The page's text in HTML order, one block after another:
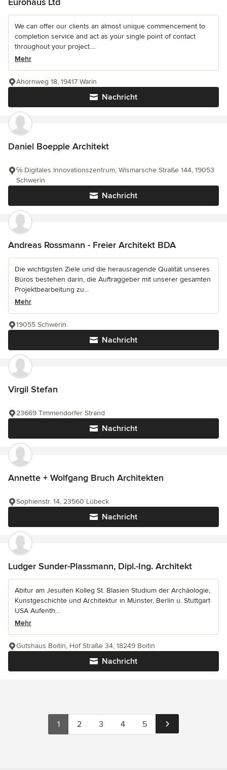
We can offer our clients an almost unique commencement to
completion service and act as your single point of contact
throughout your project....
Mehr
Nachricht
Ahornweg 18, 19417 Warin
Daniel Boepple Architekt
Nachricht
℅ Digitales Innovationszentrum, Wismarsche Straße 144, 19053
Schwerin
Andreas Rossmann - Freier Architekt BDA
Die wichtigsten Ziele und die herausragende Qualität unseres
Büros bestehen darin, die Auftraggeber mit unserer gesamten
Projektbearbeitung zu...
Mehr
Nachricht
19055 Schwerin
Virgil Stefan
Nachricht
23669 Timmendorfer Strand
Annette + Wolfgang Bruch Architekten
Nachricht
Sophienstr. 14, 23560 Lübeck
Ludger Sunder-Plassmann, Dipl.-Ing. Architekt
Abitur am Jesuiten Kolleg St. Blasien Studium der Archäologie,
Kunstgeschichte und Architektur in Münster, Berlin u. Stuttgart
USA Aufenth...
Mehr
Nachricht
Gutshaus Boitin, Hof Straße 34, 18249 Boitin
1 2 3 4 5